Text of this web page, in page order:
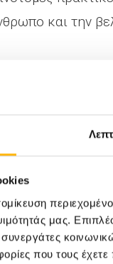
μας.
συνεργάτες
που τους
και την
ΓΕΝΙΚΗ ΚΛΙΝΙΚΗ